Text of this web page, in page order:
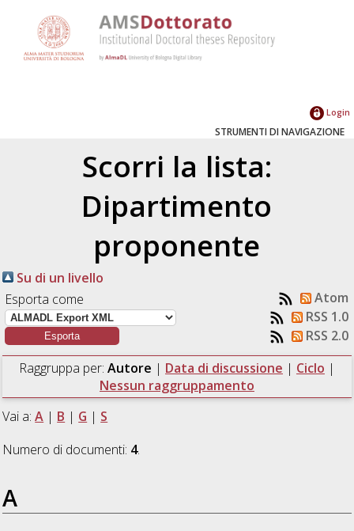
Login
STRUMENTI DI NAVIGAZIONE
Scorri la lista:
Dipartimento
proponente
Su di un livello
Esporta come
Atom
RSS 1.0
RSS 2.0
Raggruppa per: Autore | Data di discussione | Ciclo |
Nessun raggruppamento
Vai a:A | B | G | S
Numero di documenti: 4.
A